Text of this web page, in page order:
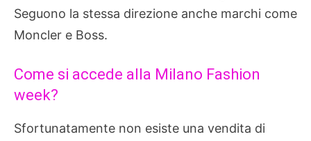
Seguono la stessa direzione anche marchi come
Moncler e Boss.
Come si accede alla Milano Fashion
week?
Sfortunatamente non esiste una vendita di